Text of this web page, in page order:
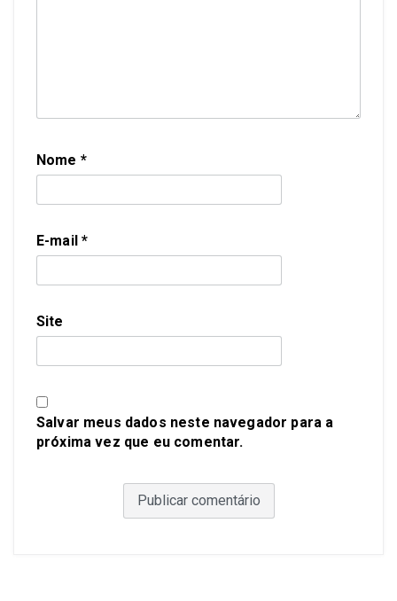
Nome *
E-mail*
Site
Salvar meus dados neste navegador para a
próxima vez que eu comentar.